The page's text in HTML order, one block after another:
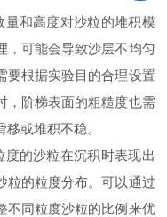
和高度对沙粒的堆积模
，可能会导致沙层不均匀
要根据实验目的合理设置
，阶梯表面的粗糙度也需
或堆积不稳。
的沙粒在沉积时表现出
粒的粒度分布。可以通过
不同粒度沙粒的比例来优